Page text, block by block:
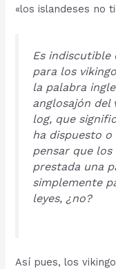
«los islandeses no
Es indiscutible
para los
la palabra
anglosajón del
log, que
ha dispuesto o
pensar que
prestada una
simplemente
leyes, ¿no?
Así pues, los